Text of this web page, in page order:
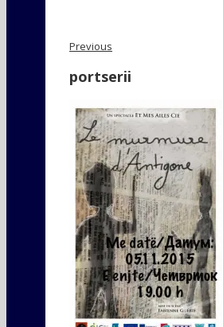
Previous
portserii